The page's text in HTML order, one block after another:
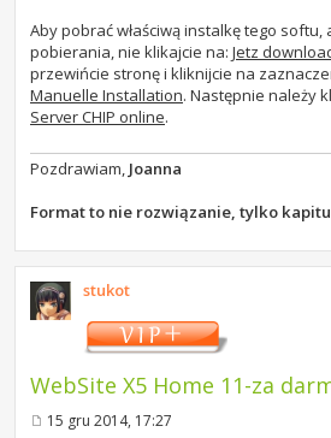
Aby pobrać właściwą instalkę tego softu,
pobierania, nie klikajcie na: Jetz
przewińcie stronę i kliknijcie na
Manuelle Installation. Następnie należy
Server CHIP online.
Pozdrawiam, Joanna
Format to nie rozwiązanie, tylko
stukot
WebSite X5 Home 11-za
15 gru 2014, 17:27